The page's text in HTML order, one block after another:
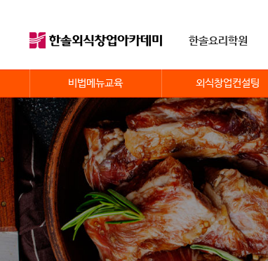
한솔요리학원
비법메뉴교육 외식창업컨설팅